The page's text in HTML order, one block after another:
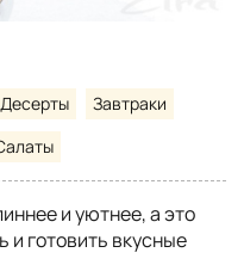
Десерты
Завтраки
и уютнее, а это
и готовить вкусные